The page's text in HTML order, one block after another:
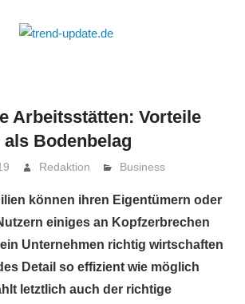
Arbeitsstätten: Vorteile
Bodenbelag
Redaktion Business
können ihren Eigentümern oder
einiges an Kopfzerbrechen
Unternehmen richtig wirtschaften
Detail so effizient wie möglich
letztlich auch der richtige